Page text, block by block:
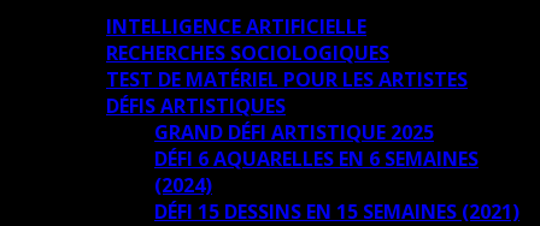
INTELLIGENCE ARTIFICIELLE
RECHERCHES SOCIOLOGIQUES
TEST DE MATÉRIEL POUR LES ARTISTES
DÉFIS ARTISTIQUES
GRAND DÉFI ARTISTIQUE 2025
DÉFI 6 AQUARELLES EN 6 SEMAINES
(2024)
DÉFI 15 DESSINS EN 15 SEMAINES (2021)